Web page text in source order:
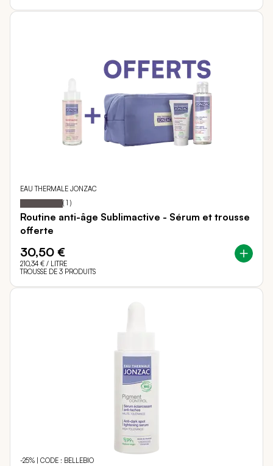
EAU THERMALE JONZAC
Notation: 100
% of
( 1 )
Routine anti-âge Sublimactive - Sérum et trousse
offerte
30,50 €
210,34 € / LITRE
TROUSSE DE 3 PRODUITS
-25% | CODE : BELLEBIO